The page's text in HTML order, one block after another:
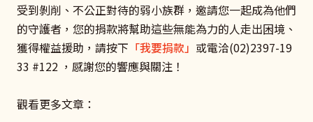
受到剝削、不公正對待的弱小族群，邀請您一起成為他們
的守護者，您的捐款將幫助這些無能為力的人走出困境、
獲得權益援助，請按下 「我要捐款」 或電洽(02)2397-19
33 #122 ，感謝您的響應與關注！
觀看更多文章：